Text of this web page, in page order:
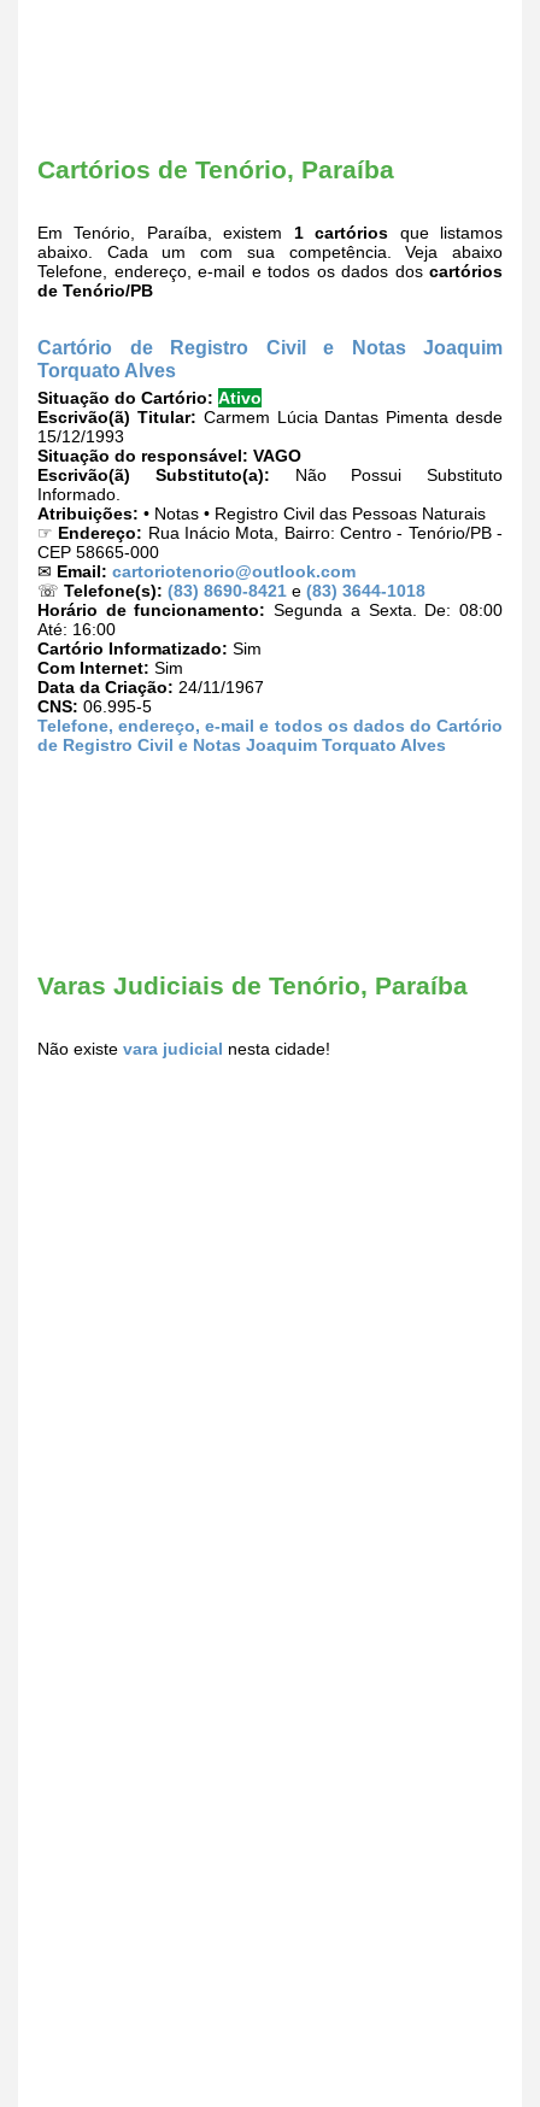
Cartórios de Tenório, Paraíba
Em Tenório, Paraíba, existem 1 cartórios que listamos
abaixo. Cada um com sua competência. Veja abaixo
Telefone, endereço, e-mail e todos os dados dos cartórios
de Tenório/PB
Cartório de Registro Civil e Notas Joaquim
Torquato Alves
Situação do Cartório: Ativo
Escrivão(ã) Titular: Carmem Lúcia Dantas Pimenta desde
15/12/1993
Situação do responsável: VAGO
Escrivão(ã) Substituto(a): Não Possui Substituto
Informado.
Atribuições: • Notas • Registro Civil das Pessoas Naturais
☞ Endereço: Rua Inácio Mota, Bairro: Centro - Tenório/PB -
CEP 58665-000
✉ Email: cartoriotenorio@outlook.com
☏ Telefone(s): (83) 8690-8421 e (83) 3644-1018
Horário de funcionamento: Segunda a Sexta. De: 08:00
Até: 16:00
Cartório Informatizado: Sim
Com Internet: Sim
Data da Criação: 24/11/1967
CNS: 06.995-5
Telefone, endereço, e-mail e todos os dados do Cartório
de Registro Civil e Notas Joaquim Torquato Alves
Varas Judiciais de Tenório, Paraíba
Não existe vara judicial nesta cidade!